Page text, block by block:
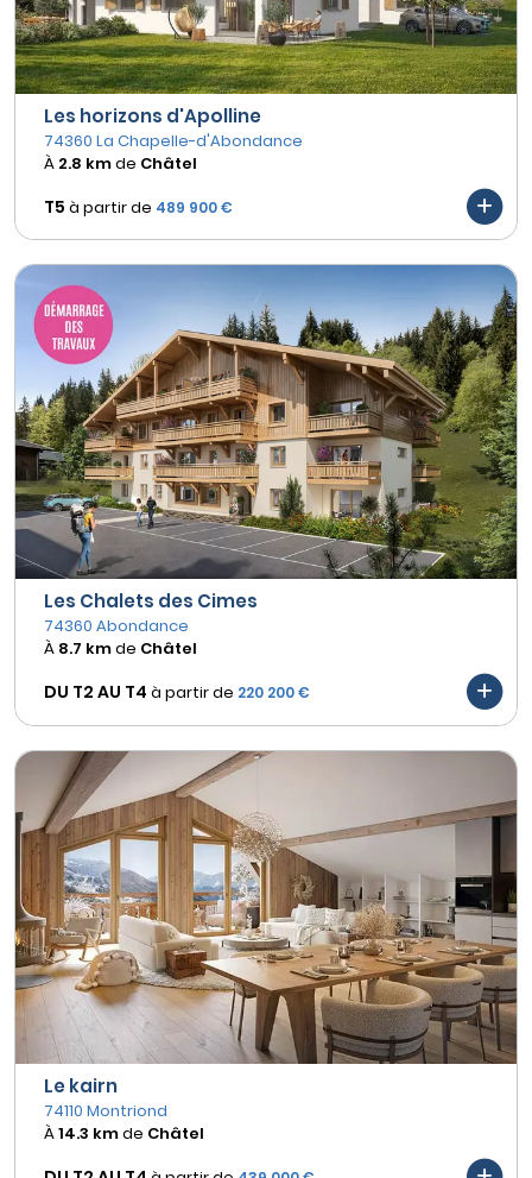
Les horizons d'Apolline
74360 La Chapelle-d'Abondance
À 2.8 kmde Châtel
T5 à partir de 489 900 €
Les Chalets des Cimes
74360 Abondance
À 8.7 kmde Châtel
DU T2 AU T4 à partir de 220 200 €
Le kairn
74110 Montriond
À14.3 kmde Châtel